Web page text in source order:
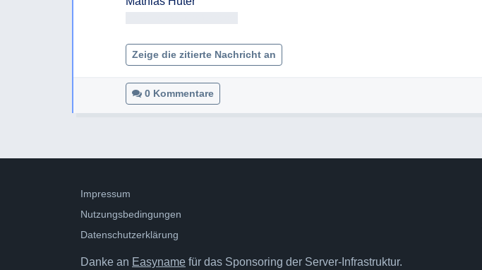
Zeige die zitierte Nachricht an
0 Kommentare
Impressum
Nutzungsbedingungen
Datenschutzerklärung
Danke an Easyname für das Sponsoring der Server-Infrastruktur.